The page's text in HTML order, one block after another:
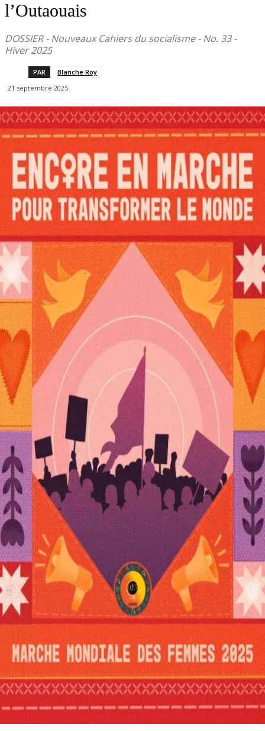
l’Outaouais
DOSSIER - Nouveaux Cahiers du socialisme - No. 33 -
Hiver 2025
PAR
Blanche Roy
21 septembre 2025